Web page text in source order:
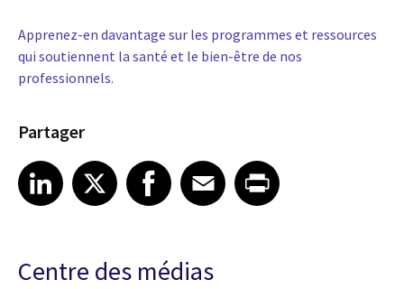
Apprenez-en davantage sur les programmes et ressources
qui soutiennent la santé et le bien-être de nos
professionnels.
Partager
Share article on LinkedIn
LinkedIn
Share article on XShare article on Facebook
Facebook
Share article on Email
EmailShare article on Print
Centre des médias